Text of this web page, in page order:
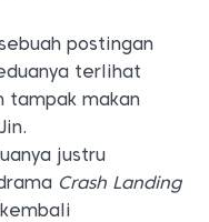
postingan
terlihat
tampak makan
justru
Crash Landing